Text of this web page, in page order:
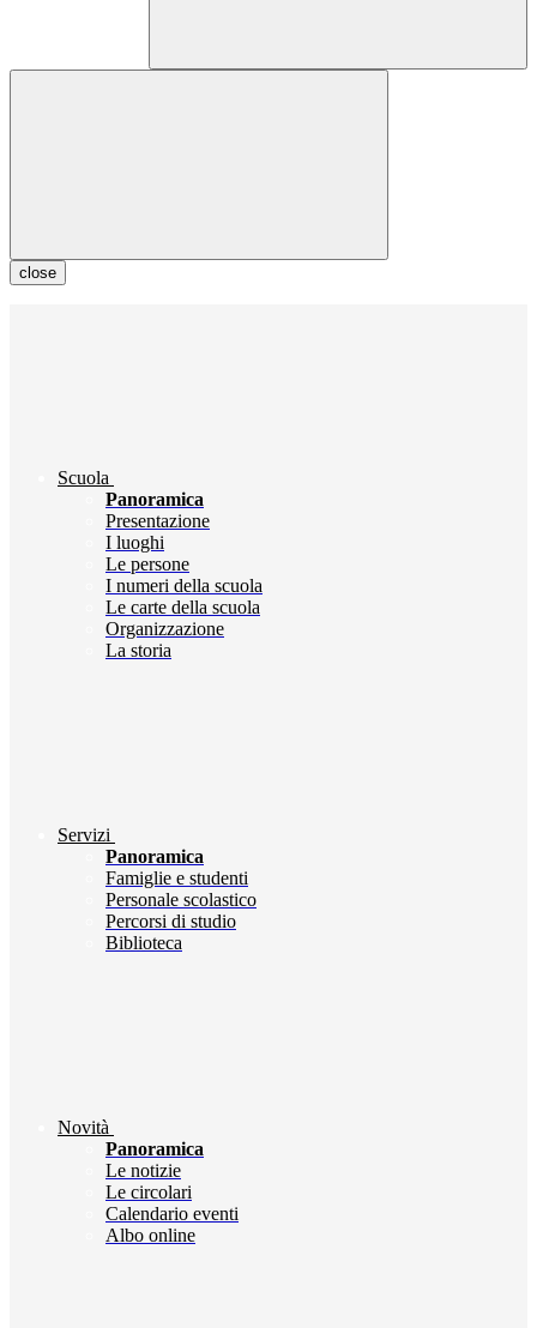
close
Scuola
Panoramica
Presentazione
I luoghi
Le persone
I numeri della scuola
Le carte della scuola
Organizzazione
La storia
Servizi
Panoramica
Famiglie e studenti
Personale scolastico
Percorsi di studio
Biblioteca
Novità
Panoramica
Le notizie
Le circolari
Calendario eventi
Albo online